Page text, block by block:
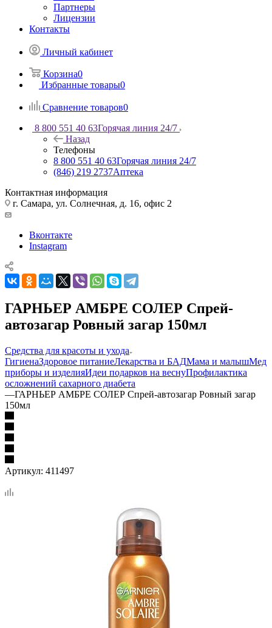
Партнеры
Лицензии
Контакты
Личный кабинет
Корзина0
Избранные товары0
Сравнение товаров0
8 800 551 40 63Горячая линия 24/7
Назад
Телефоны
8 800 551 40 63Горячая линия 24/7
(846) 219 2737Аптека
Контактная информация
г. Самара, ул. Солнечная, д. 16, офис 2
Вконтакте
Instagram
ГАРНЬЕР АМБРЕ СОЛЕР Спрей-
автозагар Ровный загар 150мл
Средства для красоты и ухода
ГигиенаЗдоровое питаниеЛекарства и БАДМама и малышМед
приборы и изделияИдеи подарков на веснуПрофилактика
осложнений сахарного диабета
—ГАРНЬЕР АМБРЕ СОЛЕР Спрей-автозагар Ровный загар
150мл
Артикул: 411497